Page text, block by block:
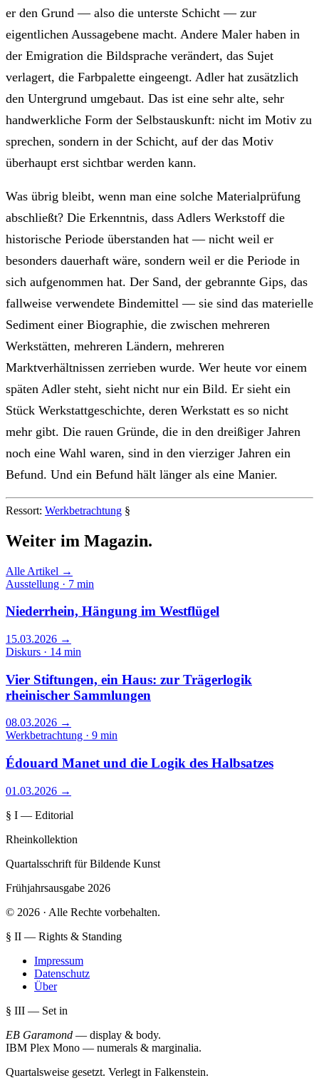
er den Grund — also die unterste Schicht — zur
eigentlichen Aussagebene macht. Andere Maler haben in
der Emigration die Bildsprache verändert, das Sujet
verlagert, die Farbpalette eingeengt. Adler hat zusätzlich
den Untergrund umgebaut. Das ist eine sehr alte, sehr
handwerkliche Form der Selbstauskunft: nicht im Motiv zu
sprechen, sondern in der Schicht, auf der das Motiv
überhaupt erst sichtbar werden kann.
Was übrig bleibt, wenn man eine solche Materialprüfung
abschließt? Die Erkenntnis, dass Adlers Werkstoff die
historische Periode überstanden hat — nicht weil er
besonders dauerhaft wäre, sondern weil er die Periode in
sich aufgenommen hat. Der Sand, der gebrannte Gips, das
fallweise verwendete Bindemittel — sie sind das materielle
Sediment einer Biographie, die zwischen mehreren
Werkstätten, mehreren Ländern, mehreren
Marktverhältnissen zerrieben wurde. Wer heute vor einem
späten Adler steht, sieht nicht nur ein Bild. Er sieht ein
Stück Werkstattgeschichte, deren Werkstatt es so nicht
mehr gibt. Die rauen Gründe, die in den dreißiger Jahren
noch eine Wahl waren, sind in den vierziger Jahren ein
Befund. Und ein Befund hält länger als eine Manier.
Ressort: Werkbetrachtung §
Weiter im Magazin.
Alle Artikel →
Ausstellung · 7 min
Niederrhein, Hängung im Westflügel
15.03.2026 →
Diskurs · 14 min
Vier Stiftungen, ein Haus: zur Trägerlogik
rheinischer Sammlungen
08.03.2026 →
Werkbetrachtung · 9 min
Édouard Manet und die Logik des Halbsatzes
01.03.2026 →
§ I — Editorial
Rheinkollektion
Quartalsschrift für Bildende Kunst
Frühjahrsausgabe 2026
© 2026 · Alle Rechte vorbehalten.
§ II — Rights & Standing
Impressum
Datenschutz
Über
§ III — Set in
EB Garamond — display & body.
IBM Plex Mono — numerals & marginalia.
Quartalsweise gesetzt. Verlegt in Falkenstein.